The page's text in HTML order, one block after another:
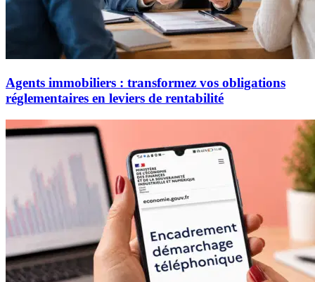
Agents immobiliers : transformez vos obligations
réglementaires en leviers de rentabilité